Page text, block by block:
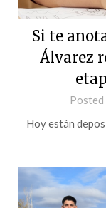
Si te
Álvarez
Posted
Hoy están